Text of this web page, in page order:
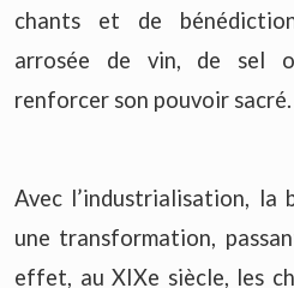
chants et de
arrosée de vin, de sel
renforcer son pouvoir sacré.
Avec l’industrialisation, la
une transformation,
effet, au XIXe siècle, les